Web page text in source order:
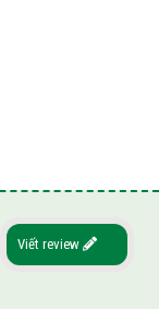
Viết review